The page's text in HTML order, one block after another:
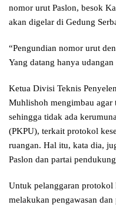
nomor urut Paslon, besok
akan digelar di Gedung
“Pengundian nomor urut
Yang datang hanya
Ketua Divisi Teknis
Muhlishoh mengimbau
sehingga tidak ada
(PKPU), terkait protokol
ruangan. Hal itu, kata dia,
Paslon dan partai
Untuk pelanggaran protokol
melakukan pengawasan